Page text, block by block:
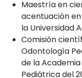
Maestría en
acentuación
la Universidad
Comisión
Odontología
de la
Pediátrica del